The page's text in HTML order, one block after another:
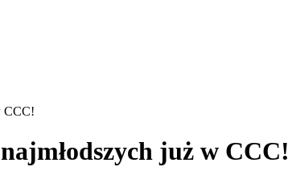
CCC!
już w CCC!